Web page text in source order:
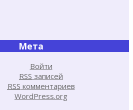
Мета
Войти
RSS записей
RSS комментариев
WordPress.org